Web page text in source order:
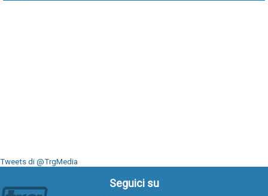
Tweets di @TrgMedia
Seguici su